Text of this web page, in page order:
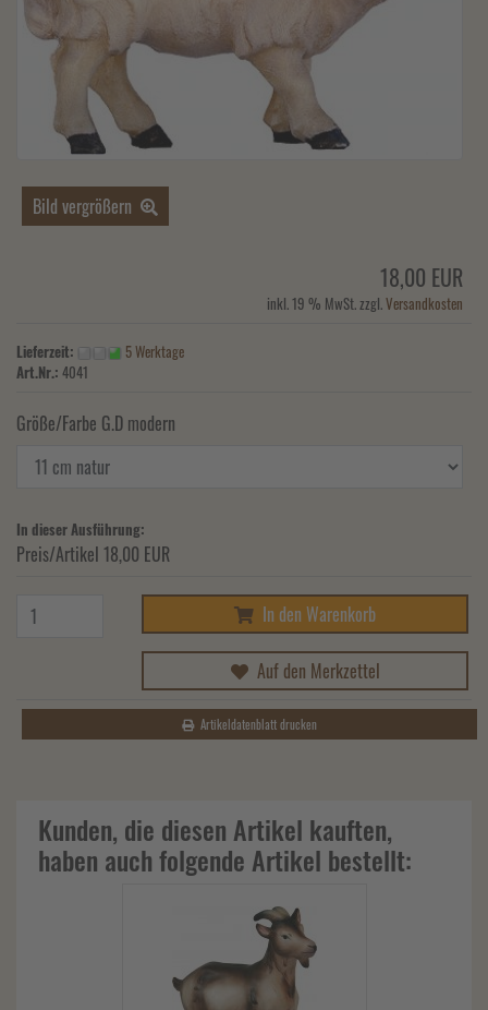
Bild vergrößern
18,00 EUR
inkl. 19 % MwSt. zzgl.Versandkosten
Lieferzeit:
5 Werktage
Art.Nr.: 4041
Größe/Farbe G.D modern
In dieser Ausführung:
Preis/Artikel 18,00 EUR
In den Warenkorb
Auf den Merkzettel
Artikeldatenblatt drucken
Kunden, die diesen Artikel kauften,
haben auch folgende Artikel bestellt: